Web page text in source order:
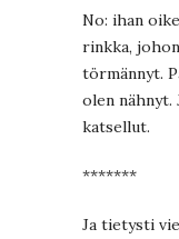
No: ihan
rinkka,
törmännyt.
olen nähnyt.
katsellut.
*******
Ja tietysti